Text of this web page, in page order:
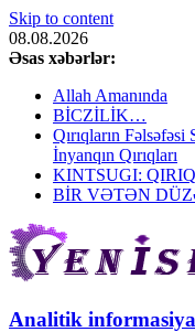
Skip to content
08.08.2026
Əsas xəbərlər:
Allah Amanında
BİCZİLİK…
Qırıqların
İnyanqın Qırıqları
KINTSUGI:
BİR VƏTƏN
Analitik